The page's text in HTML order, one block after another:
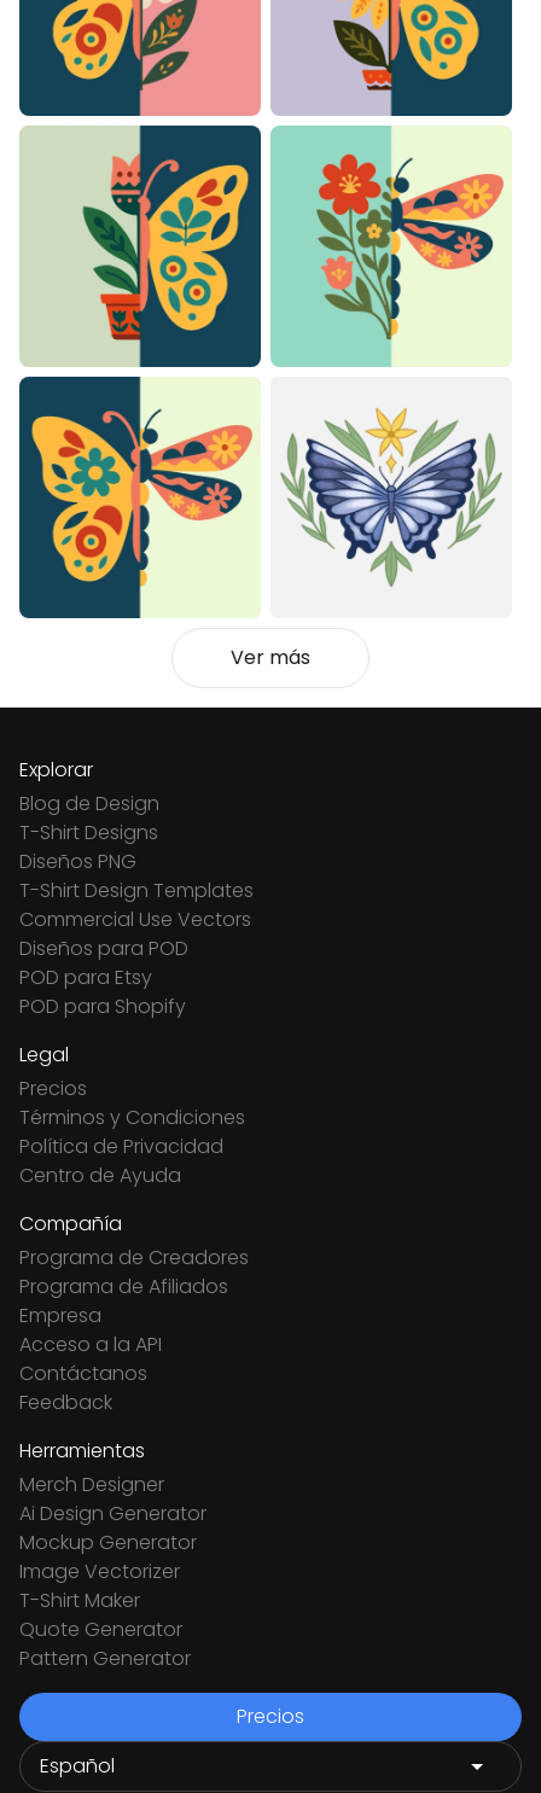
Ver más
Explorar
Blog de Design
T-Shirt Designs
Diseños PNG
T-Shirt Design Templates
Commercial Use Vectors
Diseños para POD
POD para Etsy
POD para Shopify
Legal
Precios
Términos y Condiciones
Política de Privacidad
Centro de Ayuda
Compañía
Programa de Creadores
Programa de Afiliados
Empresa
Acceso a la API
Contáctanos
Feedback
Herramientas
Merch Designer
Ai Design Generator
Mockup Generator
Image Vectorizer
T-Shirt Maker
Quote Generator
Pattern Generator
Precios